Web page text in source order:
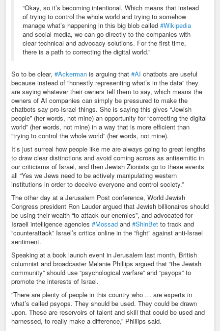
“Okay, so it’s becoming intentional. Which means that instead
of trying to control the whole world and trying to somehow
manage what’s happening in this big blob called #Wikipedia
and social media, we can go directly to the companies with
clear technical and advocacy solutions. For the first time,
there is a path to correcting the digital world.”
So to be clear, #Ackerman is arguing that #AI chatbots are useful
because instead of “honestly representing what’s in the data” they
are saying whatever their owners tell them to say, which means the
owners of AI companies can simply be pressured to make the
chatbots say pro-Israel things. She is saying this gives “Jewish
people” (her words, not mine) an opportunity for “correcting the digital
world” (her words, not mine) in a way that is more efficient than
“trying to control the whole world” (her words, not mine).
It’s just surreal how people like me are always going to great lengths
to draw clear distinctions and avoid coming across as antisemitic in
our criticisms of Israel, and then Jewish Zionists go to these events
all “Yes we Jews need to be actively manipulating western
institutions in order to deceive everyone and control society.”
The other day at a Jerusalem Post conference, World Jewish
Congress president Ron Lauder argued that Jewish billionaires should
be using their wealth “to attack our enemies”, and advocated for
Israeli intelligence agencies #Mossad and #ShinBet to track and
“counterattack” Israel’s critics online in the “fight” against anti-Israel
sentiment.
Speaking at a book launch event in Jerusalem last month, British
columnist and broadcaster Melanie Phillips argued that “the Jewish
community” should use “psychological warfare” and “psyops” to
promote the interests of Israel.
“There are plenty of people in this country who … are experts in
what’s called psyops. They should be used. They could be drawn
upon. These are reservoirs of talent and skill that could be used and
harnessed, to really make a difference,” Phillips said.